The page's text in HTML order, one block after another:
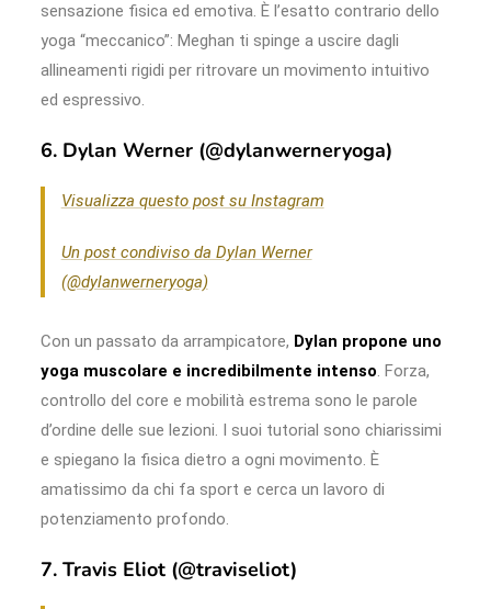
sensazione fisica ed emotiva. È l’esatto contrario dello
yoga “meccanico”: Meghan ti spinge a uscire dagli
allineamenti rigidi per ritrovare un movimento intuitivo
ed espressivo.
6. Dylan Werner (@dylanwerneryoga)
Visualizza questo post su Instagram
Un post condiviso da Dylan Werner
(@dylanwerneryoga)
Con un passato da arrampicatore, Dylan propone uno
yoga muscolare e incredibilmente intenso. Forza,
controllo del core e mobilità estrema sono le parole
d’ordine delle sue lezioni. I suoi tutorial sono chiarissimi
e spiegano la fisica dietro a ogni movimento. È
amatissimo da chi fa sport e cerca un lavoro di
potenziamento profondo.
7. Travis Eliot (@traviseliot)